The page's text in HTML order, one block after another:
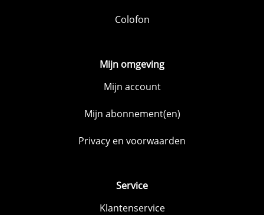
Colofon
Mijn omgeving
Mijn account
Mijn abonnement(en)
Privacy en voorwaarden
Service
Klantenservice